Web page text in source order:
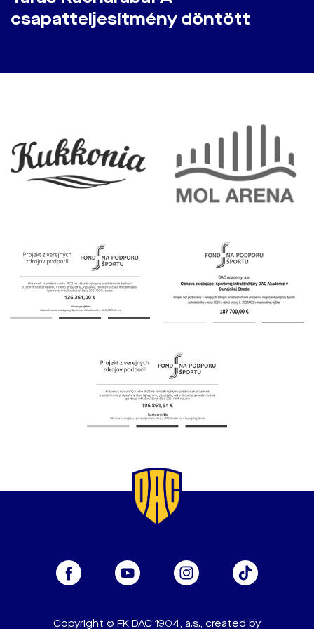
csapatteljesítmény döntött
Copyright © FK DAC 1904, a.s., created by